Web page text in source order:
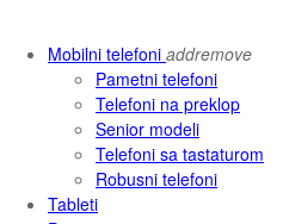
Mobilni telefoni addremove
Pametni telefoni
Telefoni na preklop
Senior modeli
Telefoni sa tastaturom
Robusni telefoni
Tableti